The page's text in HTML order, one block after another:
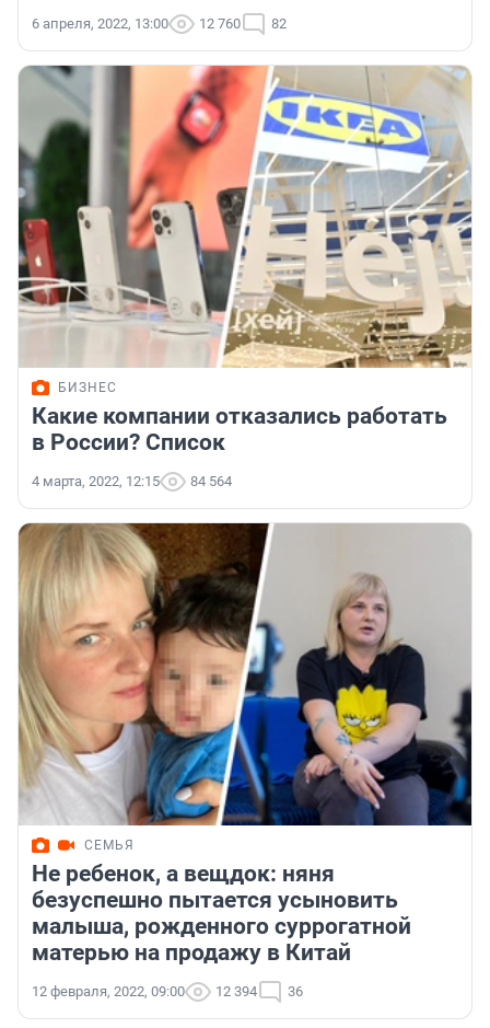
6 апреля, 2022, 13:00 12 760 82
БИЗНЕС
Какие компании отказались работать
в России? Список
4 марта, 2022, 12:15 84 564
СЕМЬЯ
Не ребенок, а вещдок: няня
безуспешно пытается усыновить
малыша, рожденного суррогатной
матерью на продажу в Китай
12 февраля, 2022, 09:00 12 394 36